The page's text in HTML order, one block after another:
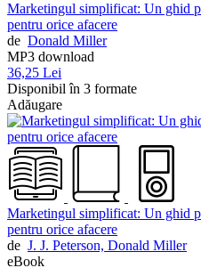
Marketingul simplificat: Un ghid
pentru orice afacere
de Donald Miller
MP3 download
36,25 Lei
Disponibil în 3 formate
Adăugare
Marketingul simplificat: Un ghid
pentru orice afacere
de J. J. Peterson, Donald Miller
eBook